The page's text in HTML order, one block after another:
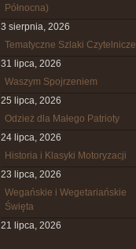
Północna)
3 sierpnia, 2026
Tematyczne Szlaki Czytelnicze
31 lipca, 2026
Waszym Spojrzeniem
25 lipca, 2026
Odzież dla Małego Patrioty
24 lipca, 2026
Historia i Klasyki Motoryzacji
23 lipca, 2026
Wegańskie i Wegetariańskie
Święta
21 lipca, 2026